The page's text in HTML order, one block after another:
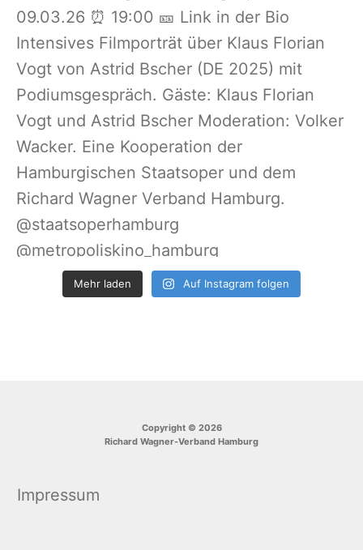
Mehr laden Auf Instagram folgen
Copyright © 2026
Richard Wagner-Verband Hamburg
Impressum